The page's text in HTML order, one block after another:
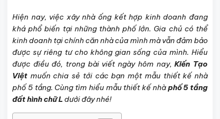
Hiện nay, việc xây nhà ống kết hợp kinh doanh đang
khá phổ biến tại những thành phố lớn. Gia chủ có thể
kinh doanh tại chính căn nhà của mình mà vẫn đảm bảo
được sự riêng tư cho không gian sống của mình. Hiểu
được điều đó, trong bài viết ngày hôm nay,Kiến Tạo
Việt muốn chia sẻ tới các bạn một mẫu thiết kế nhà
phố 5 tầng. Cùng tìm hiểu mẫu thiết kế nhàphố 5 tầng
đất hình chữ L dưới đây nhé!